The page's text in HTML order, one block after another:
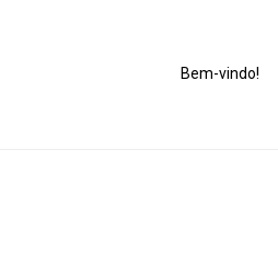
Bem-vindo!